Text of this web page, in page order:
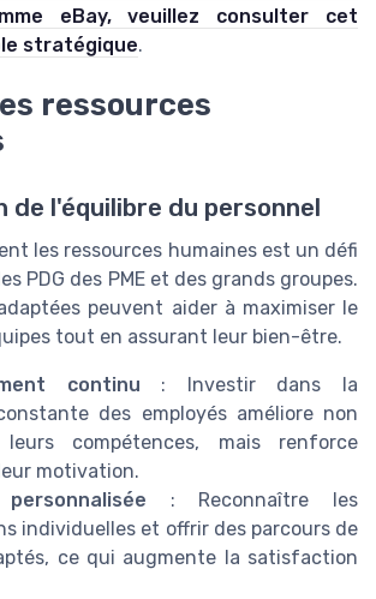
eBay, veuillez consulter cet
stratégique.
ressources
de l'équilibre du personnel
les ressources humaines est un défi
PDG des PME et des grands groupes.
peuvent aider à maximiser le
tout en assurant leur bien-être.
continu : Investir dans la
des employés améliore non
leurs compétences, mais renforce
motivation.
: Reconnaître les
individuelles et offrir des parcours de
ce qui augmente la satisfaction